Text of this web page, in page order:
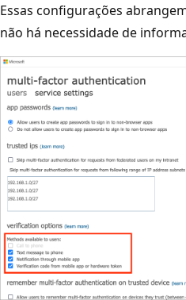
Essas configurações
não há necessidade de